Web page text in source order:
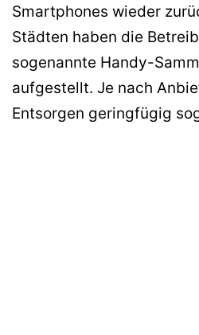
Smartphones wieder
Städten haben die
sogenannte Handy-
aufgestellt. Je nach
Entsorgen geringfügig